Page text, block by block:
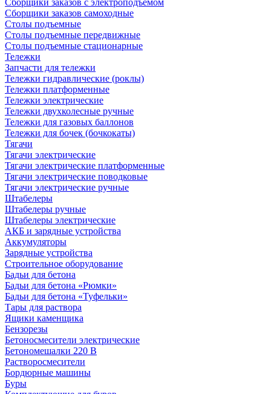
Сборщики заказов с электроподъемом
Сборщики заказов самоходные
Столы подъемные
Столы подъемные передвижные
Столы подъемные стационарные
Тележки
Запчасти для тележки
Тележки гидравлические (роклы)
Тележки платформенные
Тележки электрические
Тележки двухколесные ручные
Тележки для газовых баллонов
Тележки для бочек (бочкокаты)
Тягачи
Тягачи электрические
Тягачи электрические платформенные
Тягачи электрические поводковые
Тягачи электрические ручные
Штабелеры
Штабелеры ручные
Штабелеры электрические
АКБ и зарядные устройства
Аккумуляторы
Зарядные устройства
Строительное оборудование
Бадьи для бетона
Бадьи для бетона «Рюмки»
Бадьи для бетона «Туфельки»
Тары для раствора
Ящики каменщика
Бензорезы
Бетоносмесители электрические
Бетономешалки 220 В
Растворосмесители
Бордюрные машины
Буры